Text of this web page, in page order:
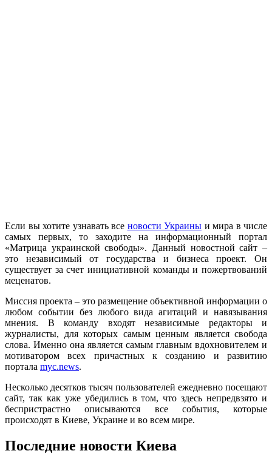
Если вы хотите узнавать все новости Украины и мира в числе
самых первых, то заходите на информационный портал
«Матрица украинской свободы». Данный новостной сайт –
это независимый от государства и бизнеса проект. Он
существует за счет инициативной команды и пожертвований
меценатов.
Миссия проекта – это размещение объективной информации о
любом событии без любого вида агитаций и навязывания
мнения. В команду входят независимые редакторы и
журналисты, для которых самым ценным является свобода
слова. Именно она является самым главным вдохновителем и
мотиватором всех причастных к созданию и развитию
портала myc.news.
Несколько десятков тысяч пользователей ежедневно посещают
сайт, так как уже убедились в том, что здесь непредвзято и
беспристрастно описываются все события, которые
происходят в Киеве, Украине и во всем мире.
Последние новости Киева